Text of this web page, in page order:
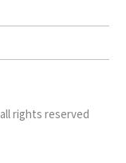
all rights reserved